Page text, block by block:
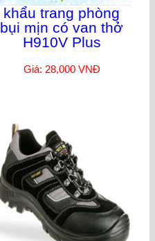
khẩu trang phòng
bụi mịn có van thở
H910V Plus
Giá: 28,000 VNĐ